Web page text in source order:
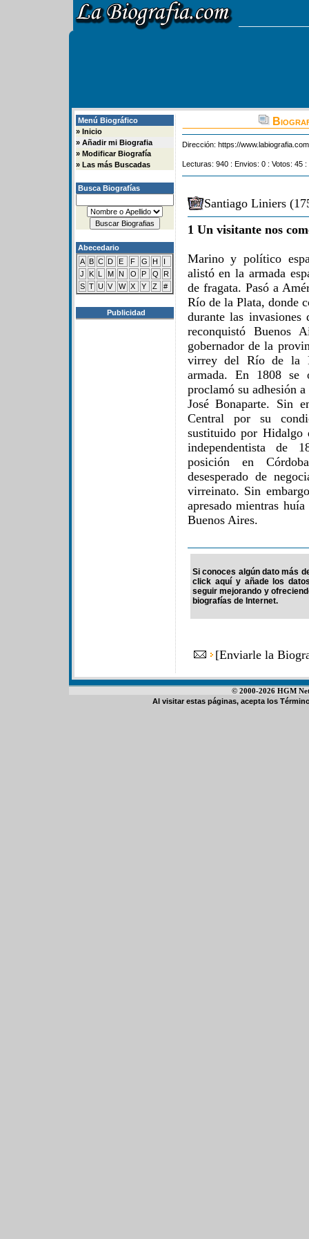
Menú Biográfico
» Inicio
» Añadir mi Biografia
» Modificar Biografía
» Las más Buscadas
Busca Biografías
Abecedario
A B C D E F G H
I
J
K L M N O P Q
R
S T U V W X Y Z #
Publicidad
Dirección: https://
Lecturas: 940 : Envios: 0 : Votos: 45
Santiago Liniers
1 Un visitante nos
Marino y político
alistó en la armada
de fragata. Pasó a
Río de la Plata, donde
durante las
reconquistó Buenos
gobernador de la
virrey del Río de la
armada. En 1808 se
proclamó su adhesión
José Bonaparte. Sin
Central por su
sustituido por Hidalgo
independentista de
posición en
desesperado de
virreinato. Sin
apresado mientras
Buenos Aires.
Si conoces algún dato más
click aquí y añade los
seguir mejorando y
biografías de Internet.
[Enviarle la
© 2000-2026 HGM
Al visitar estas páginas, acepta los